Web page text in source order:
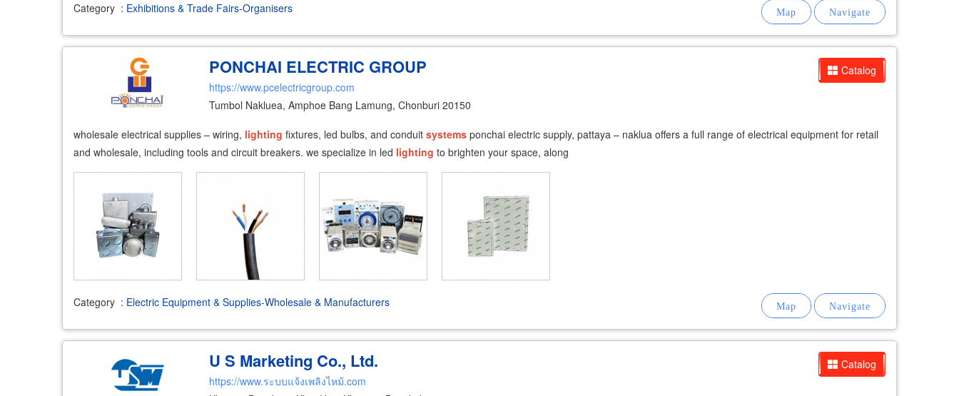
Category : Exhibitions & Trade Fairs-Organisers
Catalog
PONCHAI ELECTRIC GROUP
https://www.pcelectricgroup.com
Tumbol Nakluea, Amphoe Bang Lamung, Chonburi 20150
wholesale electrical supplies – wiring, lighting fixtures, led bulbs, and conduit systems ponchai electric supply, pattaya – naklua offers a full range of electrical equipment for retail
and wholesale, including tools and circuit breakers. we specialize in led lighting to brighten your space, along
Category : Electric Equipment & Supplies-Wholesale & Manufacturers
Catalog
U S Marketing Co., Ltd.
https://www.ระบบแจ้งเพลิงไหม้.com